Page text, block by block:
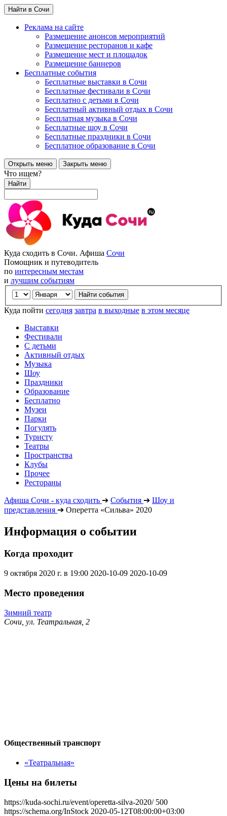
Найти в Сочи
Реклама на сайте
Размещение анонсов мероприятий
Размещение ресторанов и кафе
Размещение мест и площадок
Размещение баннеров
Бесплатные события
Бесплатные выставки в Сочи
Бесплатные фестивали в Сочи
Бесплатно с детьми в Сочи
Бесплатный активный отдых в Сочи
Бесплатная музыка в Сочи
Бесплатные шоу в Сочи
Бесплатные праздники в Сочи
Бесплатное образование в Сочи
Открыть меню Закрыть меню
Что ищем?
Найти
Куда сходить в Сочи. Афиша Сочи
Помощник и путеводитель
по интересным местам
и лучшим событиям
Куда пойти сегодня завтра в выходные в этом месяце
Выставки
Фестивали
С детьми
Активный отдых
Музыка
Шоу
Праздники
Образование
Бесплатно
Музеи
Парки
Погулять
Туристу
Театры
Пространства
Клубы
Прочее
Рестораны
Афиша Сочи - куда сходить ➔ События ➔ Шоу и
представления ➔ Оперетта «Сильва» 2020
Информация о событии
Когда проходит
9 октября 2020 г. в 19:00 2020-10-09 2020-10-09
Место проведения
Зимний театр
Сочи, ул. Театральная, 2
Общественный транспорт
«Театральная»
Цены на билеты
https://kuda-sochi.ru/event/operetta-silva-2020/ 500
https://schema.org/InStock 2020-05-12T08:00:00+03:00